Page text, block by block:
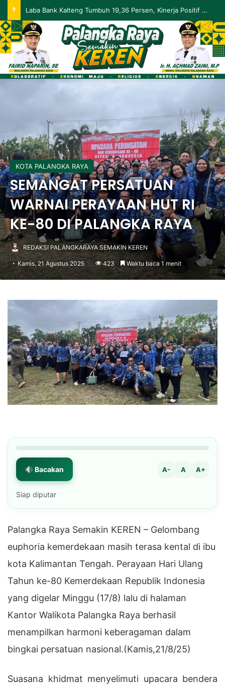
Laba Bank Kalteng Tumbuh 19,36 Persen, Kinerja Positif Berlanjut hingga Mei 2026
KOTA PALANGKA RAYA
SEMANGAT PERSATUAN
WARNAI PERAYAAN HUT RI
KE-80 DI PALANGKA RAYA
REDAKSI PALANGKARAYA SEMAKIN KEREN
Kamis, 21 Agustus 2025 423 Waktu baca 1 menit
Bacakan A- A A+
Siap diputar
Palangka Raya Semakin KEREN – Gelombang
euphoria kemerdekaan masih terasa kental di ibu
kota Kalimantan Tengah. Perayaan Hari Ulang
Tahun ke-80 Kemerdekaan Republik Indonesia
yang digelar Minggu (17/8) lalu di halaman
Kantor Walikota Palangka Raya berhasil
menampilkan harmoni keberagaman dalam
bingkai persatuan nasional.(Kamis,21/8/25)
Suasana khidmat menyelimuti upacara bendera